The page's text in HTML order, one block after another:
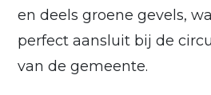
en deels groene gevels,
perfect aansluit bij de
van de gemeente.